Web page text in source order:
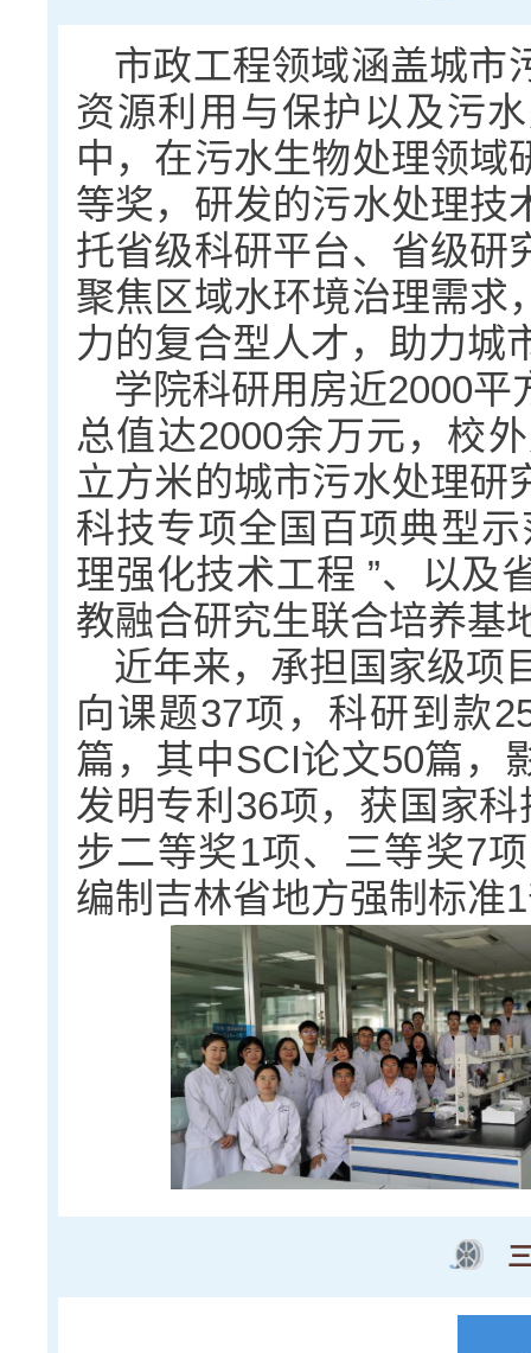
市政工程领域涵盖城市
资源利用与保护以及污
中，在污水生物处理领域
等奖，研发的污水处理技
托省级科研平台、省级研
聚焦区域水环境治理需求
力的复合型人才，助力城
学院科研用房近2000
总值达2000余万元，校
立方米的城市污水处理研
科技专项全国百项典型
理强化技术工程 ”、以及
教融合研究生联合培养基
近年来，承担国家级项
向课题37项，科研到款
篇，其中SCI论文50篇，
发明专利36项，获国家
步二等奖1项、三等奖7
编制吉林省地方强制标准